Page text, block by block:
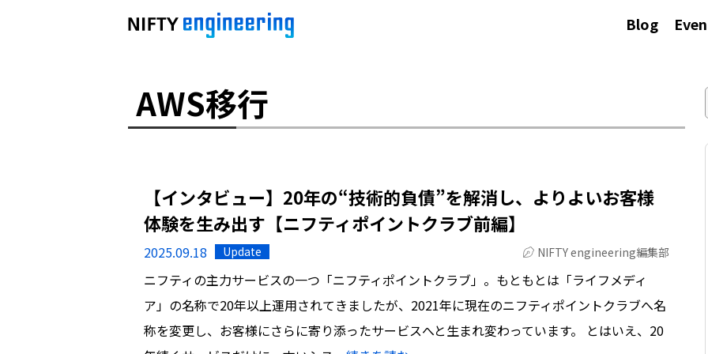
Blog
AWS移行
【インタビュー】20年の“技術的負債”を解消し、よりよいお客様
体験を生み出す【ニフティポイントクラブ前編】
2025.09.18 Update NIFTY engineering編集部
ニフティの主力サービスの一つ「ニフティポイントクラブ」。もともとは「ライフメディ
ア」の名称で20年以上運用されてきましたが、2021年に現在のニフティポイントクラブへ名
称を変更し、お客様にさらに寄り添ったサービスへと生まれ変わっています。 とはいえ、20